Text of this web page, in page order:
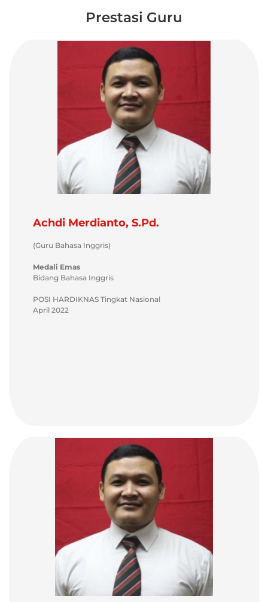
Prestasi Guru
Achdi Merdianto, S.Pd.
(Guru Bahasa Inggris)
Medali Emas
Bidang Bahasa Inggris
POSI HARDIKNAS Tingkat Nasional
April 2022